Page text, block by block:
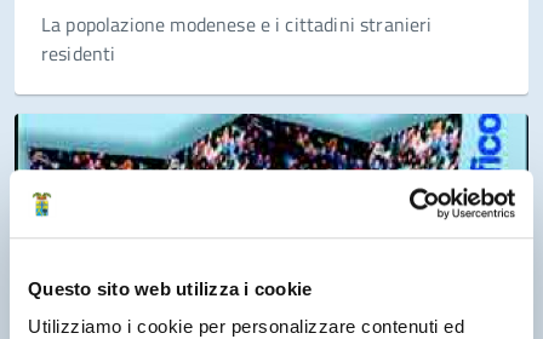
Questo sito web utilizza i cookie
Utilizziamo i cookie per personalizzare contenuti ed
La popolazione modenese e i cittadini stranieri
residenti